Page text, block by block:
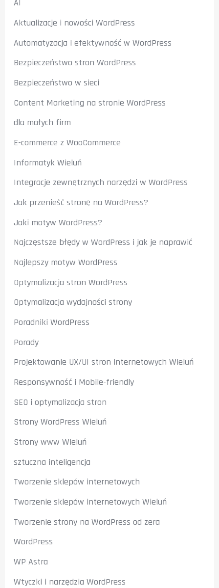
AI
Aktualizacje i nowości WordPress
Automatyzacja i efektywność w WordPress
Bezpieczeństwo stron WordPress
Bezpieczeństwo w sieci
Content Marketing na stronie WordPress
dla małych firm
E-commerce z WooCommerce
Informatyk Wieluń
Integracje zewnętrznych narzędzi w WordPress
Jak przenieść stronę na WordPress?
Jaki motyw WordPress?
Najczęstsze błędy w WordPress i jak je naprawić
Najlepszy motyw WordPress
Optymalizacja stron WordPress
Optymalizacja wydajności strony
Poradniki WordPress
Porady
Projektowanie UX/UI stron internetowych Wieluń
Responsywność i Mobile-friendly
SEO i optymalizacja stron
Strony WordPress Wieluń
Strony www Wieluń
sztuczna inteligencja
Tworzenie sklepów internetowych
Tworzenie sklepów internetowych Wieluń
Tworzenie strony na WordPress od zera
WordPress
WP Astra
Wtyczki i narzędzia WordPress